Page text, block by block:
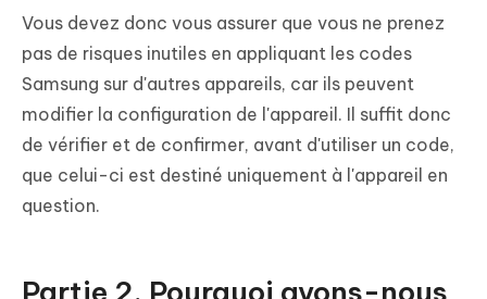
Vous devez donc vous assurer que vous ne prenez
pas de risques inutiles en appliquant les codes
Samsung sur d'autres appareils, car ils peuvent
modifier la configuration de l'appareil. Il suffit donc
de vérifier et de confirmer, avant d'utiliser un code,
que celui-ci est destiné uniquement à l'appareil en
question.